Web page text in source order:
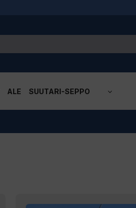
ALE SUUTARI-SEPPO